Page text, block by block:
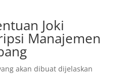
Joki
Manajemen
akan dibuat dijelaskan